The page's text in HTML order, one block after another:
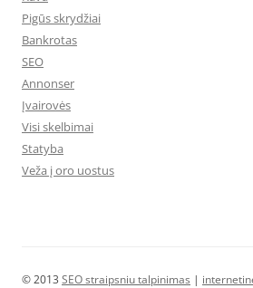
Pigūs skrydžiai
Bankrotas
SEO
Annonser
Įvairovės
Visi skelbimai
Statyba
Veža į oro uostus
© 2013 SEO straipsniu talpinimas |